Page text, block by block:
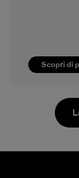
Scopri di